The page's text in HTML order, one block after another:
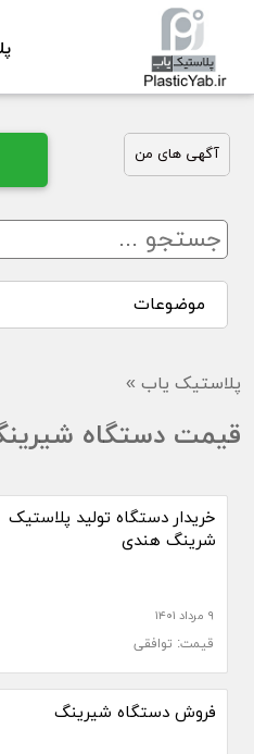
آگهی های من
موضوعات
پلاستیک یاب »
قیمت دستگاه
خریدار دستگاه تولید پلاستیک
شرینگ هندی
۹ مرداد ۱۴۰۱
قیمت: توافقی
فروش دستگاه شیرینگ